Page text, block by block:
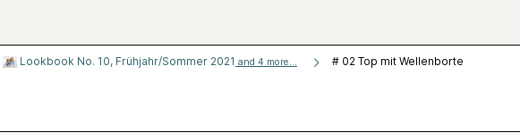
Lookbook No. 10, Frühjahr/Sommer 2021 and 4 more... # 02 Top mit Wellenborte